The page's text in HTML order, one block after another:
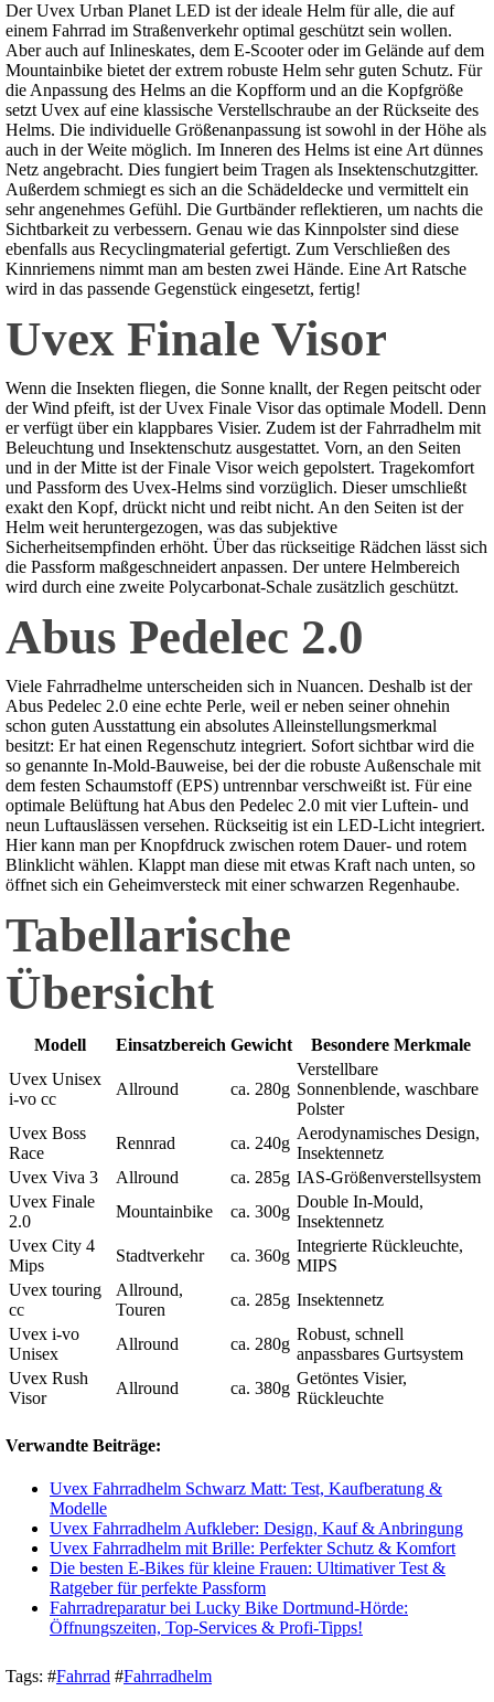
Der Uvex Urban Planet LED ist der ideale Helm für alle, die auf
einem Fahrrad im Straßenverkehr optimal geschützt sein wollen.
Aber auch auf Inlineskates, dem E-Scooter oder im Gelände auf dem
Mountainbike bietet der extrem robuste Helm sehr guten Schutz. Für
die Anpassung des Helms an die Kopfform und an die Kopfgröße
setzt Uvex auf eine klassische Verstellschraube an der Rückseite des
Helms. Die individuelle Größenanpassung ist sowohl in der Höhe als
auch in der Weite möglich. Im Inneren des Helms ist eine Art dünnes
Netz angebracht. Dies fungiert beim Tragen als Insektenschutzgitter.
Außerdem schmiegt es sich an die Schädeldecke und vermittelt ein
sehr angenehmes Gefühl. Die Gurtbänder reflektieren, um nachts die
Sichtbarkeit zu verbessern. Genau wie das Kinnpolster sind diese
ebenfalls aus Recyclingmaterial gefertigt. Zum Verschließen des
Kinnriemens nimmt man am besten zwei Hände. Eine Art Ratsche
wird in das passende Gegenstück eingesetzt, fertig!
Uvex Finale Visor
Wenn die Insekten fliegen, die Sonne knallt, der Regen peitscht oder
der Wind pfeift, ist der Uvex Finale Visor das optimale Modell. Denn
er verfügt über ein klappbares Visier. Zudem ist der Fahrradhelm mit
Beleuchtung und Insektenschutz ausgestattet. Vorn, an den Seiten
und in der Mitte ist der Finale Visor weich gepolstert. Tragekomfort
und Passform des Uvex-Helms sind vorzüglich. Dieser umschließt
exakt den Kopf, drückt nicht und reibt nicht. An den Seiten ist der
Helm weit heruntergezogen, was das subjektive
Sicherheitsempfinden erhöht. Über das rückseitige Rädchen lässt sich
die Passform maßgeschneidert anpassen. Der untere Helmbereich
wird durch eine zweite Polycarbonat-Schale zusätzlich geschützt.
Abus Pedelec 2.0
Viele Fahrradhelme unterscheiden sich in Nuancen. Deshalb ist der
Abus Pedelec 2.0 eine echte Perle, weil er neben seiner ohnehin
schon guten Ausstattung ein absolutes Alleinstellungsmerkmal
besitzt: Er hat einen Regenschutz integriert. Sofort sichtbar wird die
so genannte In-Mold-Bauweise, bei der die robuste Außenschale mit
dem festen Schaumstoff (EPS) untrennbar verschweißt ist. Für eine
optimale Belüftung hat Abus den Pedelec 2.0 mit vier Luftein- und
neun Luftauslässen versehen. Rückseitig ist ein LED-Licht integriert.
Hier kann man per Knopfdruck zwischen rotem Dauer- und rotem
Blinklicht wählen. Klappt man diese mit etwas Kraft nach unten, so
öffnet sich ein Geheimversteck mit einer schwarzen Regenhaube.
Tabellarische
Übersicht
Modell Einsatzbereich Gewicht
Besondere Merkmale
Uvex Unisex
i-vo cc
Allround ca. 280g
Verstellbare
Sonnenblende, waschbare
Polster
Uvex Boss
Race
Rennrad ca. 240g
Aerodynamisches Design,
Insektennetz
Uvex Viva 3
Allround ca. 285g IAS-Größenverstellsystem
Uvex Finale
2.0
Mountainbike ca. 300g
Double In-Mould,
Insektennetz
Uvex City 4
Mips
Stadtverkehr ca. 360g
Integrierte Rückleuchte,
MIPS
Uvex touring
cc
Allround,
Touren
ca. 285g Insektennetz
Uvex i-vo
Unisex
Allround ca. 280g
Robust, schnell
anpassbares Gurtsystem
Uvex Rush
Visor
Allround ca. 380g
Getöntes Visier,
Rückleuchte
Verwandte Beiträge:
Uvex Fahrradhelm Schwarz Matt: Test, Kaufberatung &
Modelle
Uvex Fahrradhelm Aufkleber: Design, Kauf & Anbringung
Uvex Fahrradhelm mit Brille: Perfekter Schutz & Komfort
Die besten E-Bikes für kleine Frauen: Ultimativer Test &
Ratgeber für perfekte Passform
Fahrradreparatur bei Lucky Bike Dortmund-Hörde:
Öffnungszeiten, Top-Services & Profi-Tipps!
Tags: #Fahrrad #Fahrradhelm